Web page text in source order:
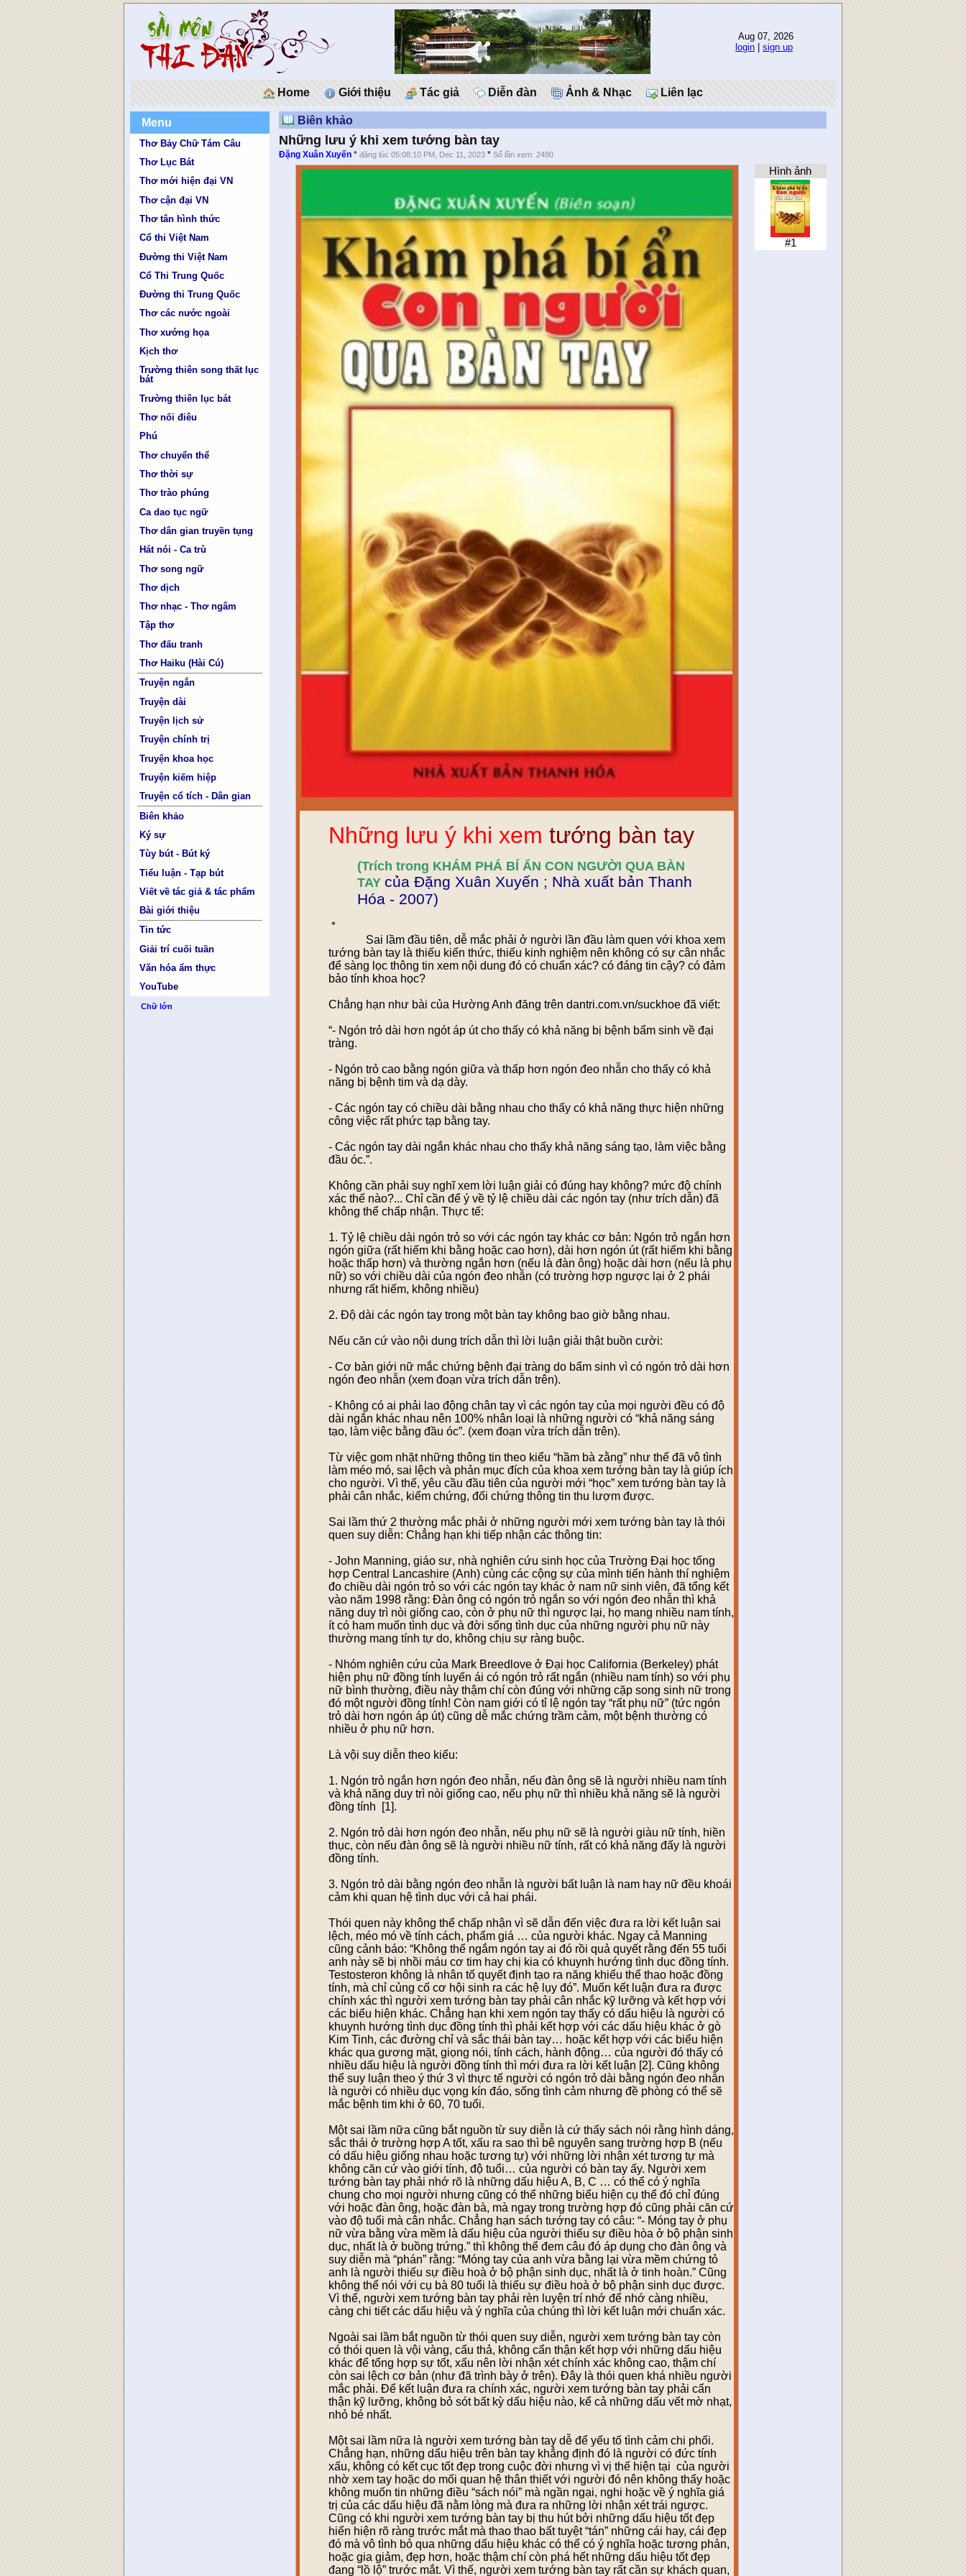
Aug 07, 2026
login
sign up
Home Giới thiệu Tác giả Diễn đàn Ảnh & Nhạc Liên lạc
Menu
Thơ Bảy Chữ Tám Câu
Thơ Lục Bát
Thơ mới hiện đại VN
Thơ cận đại VN
Thơ tân hình thức
Cổ thi Việt Nam
Đường thi Việt Nam
Cổ Thi Trung Quốc
Đường thi Trung Quốc
Thơ các nước ngoài
Thơ xướng họa
Kịch thơ
Trường thiên song thất lục
bát
Trường thiên lục bát
Thơ nối điêu
Phú
Thơ chuyển thể
Thơ thời sự
Thơ trào phúng
Ca dao tục ngữ
Thơ dân gian truyền tụng
Hát nói - Ca trù
Thơ song ngữ
Thơ dịch
Thơ nhạc - Thơ ngâm
Tập thơ
Thơ đấu tranh
Thơ Haiku (Hài Cú)
Truyện ngắn
Truyện dài
Truyện lịch sử
Truyện chính trị
Truyện khoa học
Truyện kiếm hiệp
Truyện cổ tích - Dân gian
Biên khảo
Ký sự
Tùy bút - Bút ký
Tiểu luận - Tạp bút
Viết về tác giả & tác phẩm
Bài giới thiệu
Tin tức
Giải trí cuối tuần
Văn hóa ẩm thực
YouTube
Chữ lớn
Biên khảo
Những lưu ý khi xem tướng bàn tay
Đặng Xuân Xuyến *đăng lúc 05:08:10 PM, Dec 11, 2023 *Số lần xem: 2480
Hình ảnh
#1
Những lưu ý khi xem tướng bàn tay
(Trích trong KHÁM PHÁ BÍ ẨN CON NGƯỜI QUA BÀN
TAY của Đặng Xuân Xuyến ; Nhà xuất bản Thanh
Hóa - 2007)
*
Sai lầm đầu tiên, dễ mắc phải ở người lần đầu làm quen với khoa xem
tướng bàn tay là thiếu kiến thức, thiếu kinh nghiệm nên không có sự cân nhắc
để sàng lọc thông tin xem nội dung đó có chuẩn xác? có đáng tin cậy? có đảm
bảo tính khoa học?
Chẳng hạn như bài của Hường Anh đăng trên dantri.com.vn/suckhoe đã viết:
“- Ngón trỏ dài hơn ngót áp út cho thấy có khả năng bị bệnh bẩm sinh về đại
tràng.
- Ngón trỏ cao bằng ngón giữa và thấp hơn ngón đeo nhẫn cho thấy có khả
năng bị bệnh tim và dạ dày.
- Các ngón tay có chiều dài bằng nhau cho thấy có khả năng thực hiện những
công việc rất phức tạp bằng tay.
- Các ngón tay dài ngắn khác nhau cho thấy khả năng sáng tạo, làm việc bằng
đầu óc.”.
Không cần phải suy nghĩ xem lời luận giải có đúng hay không? mức độ chính
xác thế nào?... Chỉ cần để ý về tỷ lệ chiều dài các ngón tay (như trích dẫn) đã
không thể chấp nhận. Thực tế:
1. Tỷ lệ chiều dài ngón trỏ so với các ngón tay khác cơ bản: Ngón trỏ ngắn hơn
ngón giữa (rất hiếm khi bằng hoặc cao hơn), dài hơn ngón út (rất hiếm khi bằng
hoặc thấp hơn) và thường ngắn hơn (nếu là đàn ông) hoặc dài hơn (nếu là phụ
nữ) so với chiều dài của ngón đeo nhẫn (có trường hợp ngược lại ở 2 phái
nhưng rất hiếm, không nhiều)
2. Độ dài các ngón tay trong một bàn tay không bao giờ bằng nhau.
Nếu căn cứ vào nội dung trích dẫn thì lời luận giải thật buồn cười:
- Cơ bản giới nữ mắc chứng bệnh đại tràng do bẩm sinh vì có ngón trỏ dài hơn
ngón đeo nhẫn (xem đoạn vừa trích dẫn trên).
- Không có ai phải lao động chân tay vì các ngón tay của mọi người đều có độ
dài ngắn khác nhau nên 100% nhân loại là những người có “khả năng sáng
tạo, làm việc bằng đầu óc”. (xem đoạn vừa trích dẫn trên).
Từ việc gom nhặt những thông tin theo kiểu “hầm bà zằng” như thế đã vô tình
làm méo mó, sai lệch và phản mục đích của khoa xem tướng bàn tay là giúp ích
cho người. Vì thế, yêu cầu đầu tiên của người mới “học” xem tướng bàn tay là
phải cân nhắc, kiểm chứng, đối chứng thông tin thu lượm được.
Sai lầm thứ 2 thường mắc phải ở những người mới xem tướng bàn tay là thói
quen suy diễn: Chẳng hạn khi tiếp nhận các thông tin:
- John Manning, giáo sư, nhà nghiên cứu sinh học của Trường Đại học tổng
hợp Central Lancashire (Anh) cùng các cộng sự của mình tiến hành thí nghiệm
đo chiều dài ngón trỏ so với các ngón tay khác ở nam nữ sinh viên, đã tổng kết
vào năm 1998 rằng: Đàn ông có ngón trỏ ngắn so với ngón đeo nhẫn thì khả
năng duy trì nòi giống cao, còn ở phụ nữ thì ngược lại, họ mang nhiều nam tính,
ít có ham muốn tình dục và đời sống tình dục của những người phụ nữ này
thường mang tính tự do, không chịu sự ràng buộc.
- Nhóm nghiên cứu của Mark Breedlove ở Đại học California (Berkeley) phát
hiện phụ nữ đồng tính luyến ái có ngón trỏ rất ngắn (nhiều nam tính) so với phụ
nữ bình thường, điều này thậm chí còn đúng với những cặp song sinh nữ trong
đó một người đồng tính! Còn nam giới có tỉ lệ ngón tay “rất phụ nữ” (tức ngón
trỏ dài hơn ngón áp út) cũng dễ mắc chứng trầm cảm, một bệnh thường có
nhiều ở phụ nữ hơn.
Là vội suy diễn theo kiểu:
1. Ngón trỏ ngắn hơn ngón đeo nhẫn, nếu đàn ông sẽ là người nhiều nam tính
và khả năng duy trì nòi giống cao, nếu phụ nữ thì nhiều khả năng sẽ là người
đồng tính [1].
2. Ngón trỏ dài hơn ngón đeo nhẫn, nếu phụ nữ sẽ là người giàu nữ tính, hiền
thục, còn nếu đàn ông sẽ là người nhiều nữ tính, rất có khả năng đấy là người
đồng tính.
3. Ngón trỏ dài bằng ngón đeo nhẫn là người bất luận là nam hay nữ đều khoái
cảm khi quan hệ tình dục với cả hai phái.
Thói quen này không thể chấp nhận vì sẽ dẫn đến việc đưa ra lời kết luận sai
lệch, méo mó về tính cách, phẩm giá … của người khác. Ngay cả Manning
cũng cảnh báo: “Không thể ngắm ngón tay ai đó rồi quả quyết rằng đến 55 tuổi
anh này sẽ bị nhồi máu cơ tim hay chị kia có khuynh hướng tình dục đồng tính.
Testosteron không là nhân tố quyết định tạo ra năng khiếu thể thao hoặc đồng
tính, mà chỉ củng cố cơ hội sinh ra các hệ lụy đó”. Muốn kết luận đưa ra được
chính xác thì người xem tướng bàn tay phải cân nhắc kỹ lưỡng và kết hợp với
các biểu hiện khác. Chẳng hạn khi xem ngón tay thấy có dấu hiệu là người có
khuynh hướng tình dục đồng tính thì phải kết hợp với các dấu hiệu khác ở gò
Kim Tinh, các đường chỉ và sắc thái bàn tay… hoặc kết hợp với các biểu hiện
khác qua gương mặt, giọng nói, tính cách, hành động… của người đó thấy có
nhiều dấu hiệu là người đồng tính thì mới đưa ra lời kết luận [2]. Cũng không
thể suy luận theo ý thứ 3 vì thực tế người có ngón trỏ dài bằng ngón đeo nhẫn
là người có nhiều dục vọng kín đáo, sống tình cảm nhưng đề phòng có thể sẽ
mắc bệnh tim khi ở 60, 70 tuổi.
Một sai lầm nữa cũng bắt nguồn từ suy diễn là cứ thấy sách nói rằng hình dáng,
sắc thái ở trường hợp A tốt, xấu ra sao thì bê nguyên sang trường hợp B (nếu
có dấu hiệu giống nhau hoặc tương tự) với những lời nhận xét tương tự mà
không căn cứ vào giới tính, độ tuổi… của người có bàn tay ấy. Người xem
tướng bàn tay phải nhớ rõ là những dấu hiệu A, B, C … có thể có ý nghĩa
chung cho mọi người nhưng cũng có thể những biểu hiện cụ thể đó chỉ đúng
với hoặc đàn ông, hoặc đàn bà, mà ngay trong trường hợp đó cũng phải căn cứ
vào độ tuổi mà cân nhắc. Chẳng hạn sách tướng tay có câu: “- Móng tay ở phụ
nữ vừa bằng vừa mềm là dấu hiệu của người thiếu sự điều hòa ở bộ phận sinh
dục, nhất là ở buồng trứng.” thì không thể đem câu đó áp dụng cho đàn ông và
suy diễn mà “phán” rằng: “Móng tay của anh vừa bằng lại vừa mềm chứng tỏ
anh là người thiếu sự điều hoà ở bộ phận sinh dục, nhất là ở tinh hoàn.” Cũng
không thể nói với cụ bà 80 tuổi là thiếu sự điều hoà ở bộ phận sinh dục được.
Vì thế, người xem tướng bàn tay phải rèn luyện trí nhớ để nhớ càng nhiều,
càng chi tiết các dấu hiệu và ý nghĩa của chúng thì lời kết luận mới chuẩn xác.
Ngoài sai lầm bắt nguồn từ thói quen suy diễn, người xem tướng bàn tay còn
có thói quen là vội vàng, cẩu thả, không cẩn thận kết hợp với những dấu hiệu
khác để tổng hợp sự tốt, xấu nên lời nhận xét chính xác không cao, thậm chí
còn sai lệch cơ bản (như đã trình bày ở trên). Đây là thói quen khá nhiều người
mắc phải. Để kết luận đưa ra chính xác, người xem tướng bàn tay phải cẩn
thận kỹ lưỡng, không bỏ sót bất kỳ dấu hiệu nào, kể cả những dấu vết mờ nhạt,
nhỏ bé nhất.
Một sai lầm nữa là người xem tướng bàn tay dễ để yếu tố tình cảm chi phối.
Chẳng hạn, những dấu hiệu trên bàn tay khẳng định đó là người có đức tính
xấu, không có kết cục tốt đẹp trong cuộc đời nhưng vì vị thế hiện tại của người
nhờ xem tay hoặc do mối quan hệ thân thiết với người đó nên không thấy hoặc
không muốn tin những điều “sách nói” mà ngần ngại, nghi hoặc về ý nghĩa giá
trị của các dấu hiệu đã nằm lòng mà đưa ra những lời nhận xét trái ngược.
Cũng có khi người xem tướng bàn tay bị thu hút bởi những dấu hiệu tốt đẹp
hiển hiện rõ ràng trước mắt mà thao thao bất tuyệt “tán” những cái hay, cái đẹp
đó mà vô tình bỏ qua những dấu hiệu khác có thể có ý nghĩa hoặc tương phản,
hoặc gia giảm, đẹp hơn, hoặc thậm chí còn phá hết những dấu hiệu tốt đẹp
đang “lồ lộ” trước mắt. Vì thế, người xem tướng bàn tay rất cần sự khách quan,